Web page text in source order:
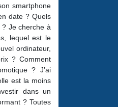
smartphone
date ? Quels
Je cherche à
lequel est le
ordinateur,
? Comment
? J’ai
est la moins
dans un
? Toutes